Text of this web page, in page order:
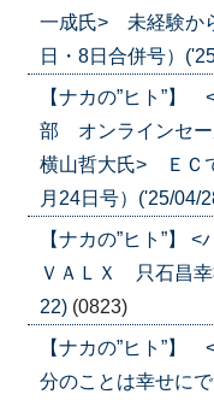
一成氏> 未経験か
日・8日合併号）
【ナカの”ヒト”
部 オンラインセ
横山哲大氏> ＥＣ
月24日号）('25/04/
【ナカの”ヒト”】
ＶＡＬＸ 只石昌幸
22) (0823)
【ナカの”ヒト”
分のことは幸せに